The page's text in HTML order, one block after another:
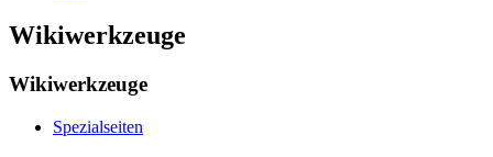
Wikiwerkzeuge
Wikiwerkzeuge
Spezialseiten